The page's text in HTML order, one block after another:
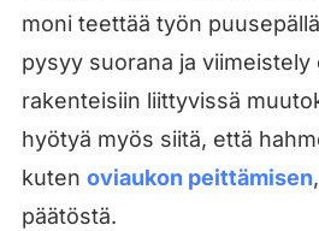
moni teettää työn
pysyy suorana ja viimeistely
rakenteisiin liittyvissä
hyötyä myös siitä, että
kuten oviaukon peittämisen
päätöstä.